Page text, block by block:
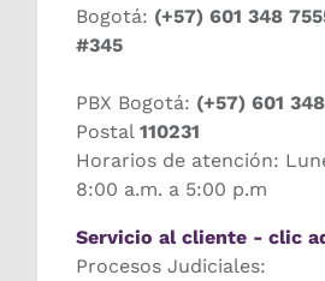
Bogotá: (+57) 601 348
#345
PBX Bogotá: (+57) 601
Postal 110231
Horarios de atención:
8:00 a.m. a 5:00 p.m
Servicio al cliente - clic
Procesos Judiciales: